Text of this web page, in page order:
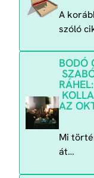
A
szóló
BODÓ
AZ
Mi
át…